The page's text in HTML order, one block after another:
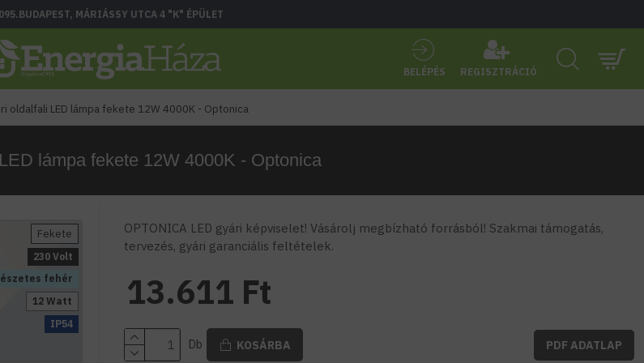
MÁRIÁSSY UTCA 4 "K" ÉPÜLET
BELÉPÉS REGISZTRÁCIÓ
oldalfali LED lámpa fekete 12W 4000K - Optonica
lámpa fekete 12W 4000K - Optonica
fehér
12 Watt
Fekete
230 Volt
IP54
OPTONICA LED gyári képviselet! Vásárolj megbízható forrásból! Szakmai támogatás,
tervezés, gyári garanciális feltételek.
13.611 Ft
Db KOSÁRBA PDF ADATLAP